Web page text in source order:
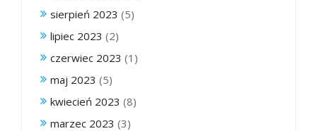
sierpień 2023 (5)
lipiec 2023 (2)
czerwiec 2023 (1)
maj 2023 (5)
kwiecień 2023 (8)
marzec 2023 (3)